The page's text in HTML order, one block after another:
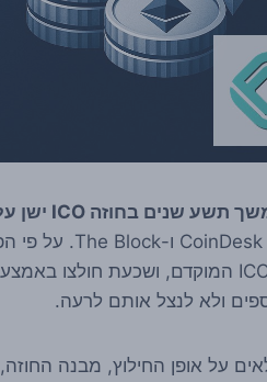
ולא לנצל אותם לרעה.
על אופן החילוץ, מבנה